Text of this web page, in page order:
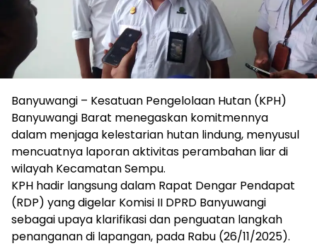
Banyuwangi – Kesatuan Pengelolaan Hutan (KPH)
Banyuwangi Barat menegaskan komitmennya
dalam menjaga kelestarian hutan lindung, menyusul
mencuatnya laporan aktivitas perambahan liar di
wilayah Kecamatan Sempu.
KPH hadir langsung dalam Rapat Dengar Pendapat
(RDP) yang digelar Komisi II DPRD Banyuwangi
sebagai upaya klarifikasi dan penguatan langkah
penanganan di lapangan, pada Rabu (26/11/2025).